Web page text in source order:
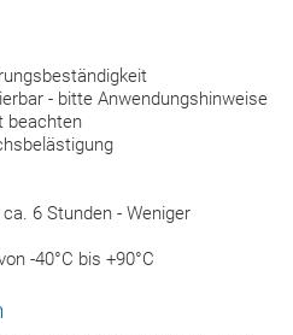
- bitte Anwendungshinweise
beachten
6 Stunden - Weniger
-40°C bis +90°C